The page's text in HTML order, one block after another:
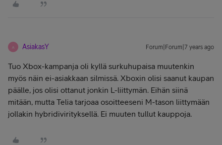
A AsiakasY Forum|Forum|7 years ago
Tuo Xbox-kampanja oli kyllä surkuhupaisa muutenkin
myös näin ei-asiakkaan silmissä. Xboxin olisi saanut kaupan
päälle, jos olisi ottanut jonkin L-liittymän. Eihän siinä
mitään, mutta Telia tarjoaa osoitteeseni M-tason liittymään
jollakin hybridivirityksellä. Ei muuten tullut kauppoja.